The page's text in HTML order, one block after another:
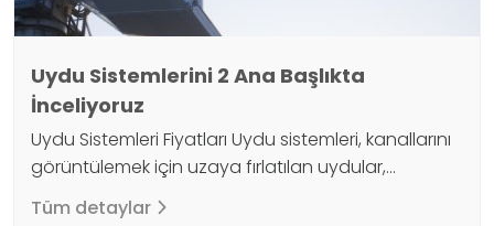
Uydu Sistemlerini 2 Ana Başlıkta
İnceliyoruz
Uydu Sistemleri Fiyatları Uydu sistemleri, kanallarını
görüntülemek için uzaya fırlatılan uydular,
Dünya'dan ortalama 35.784 kilometre
Tüm detaylar